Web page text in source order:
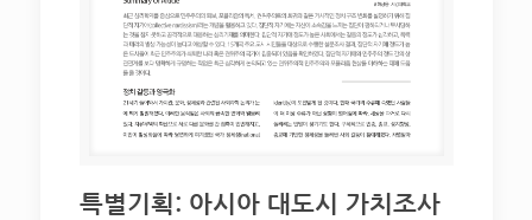
특별기획: 아시아 대도시 가치조사